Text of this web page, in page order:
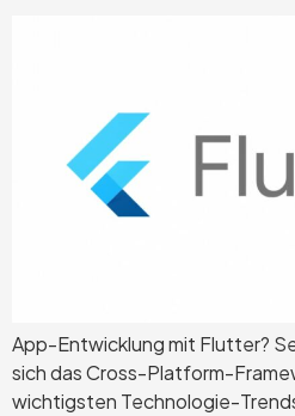
App-Entwicklung mit Flutter?
sich das Cross-Platform-
wichtigsten Technologie-